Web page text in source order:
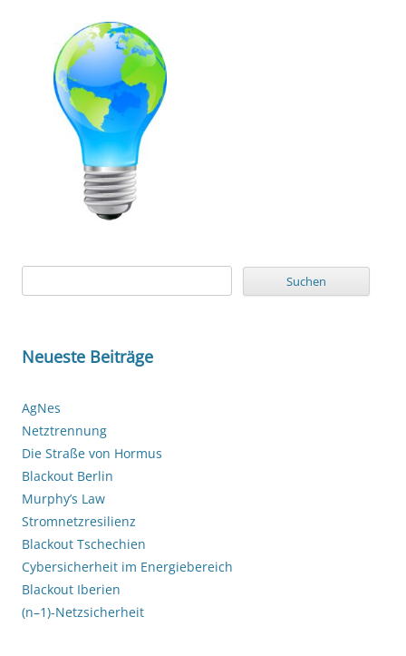
nach:
Neueste Beiträge
AgNes
Netztrennung
Die Straße von Hormus
Blackout Berlin
Murphy’s Law
Stromnetzresilienz
Blackout Tschechien
Cybersicherheit im Energiebereich
Blackout Iberien
(n–1)-Netzsicherheit